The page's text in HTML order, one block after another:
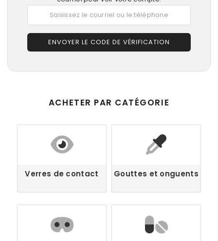
ENVOYER LE CODE DE VÉRIFICATION
ACHETER PAR CATÉGORIE
Verres de contact Gouttes et onguents